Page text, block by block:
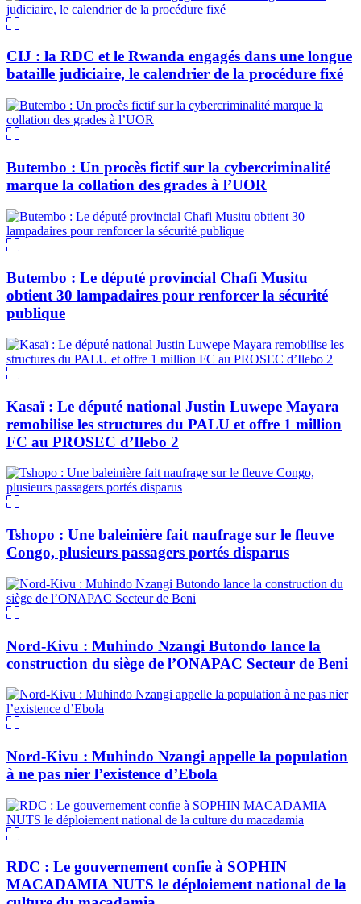
CIJ : la RDC et le Rwanda engagés dans une longue
bataille judiciaire, le calendrier de la procédure fixé
Butembo : Un procès fictif sur la cybercriminalité
marque la collation des grades à l’UOR
Butembo : Le député provincial Chafi Musitu
obtient 30 lampadaires pour renforcer la sécurité
publique
Kasaï : Le député national Justin Luwepe Mayara
remobilise les structures du PALU et offre 1 million
FC au PROSEC d’Ilebo 2
Tshopo : Une baleinière fait naufrage sur le fleuve
Congo, plusieurs passagers portés disparus
Nord-Kivu : Muhindo Nzangi Butondo lance la
construction du siège de l’ONAPAC Secteur de Beni
Nord-Kivu : Muhindo Nzangi appelle la population
à ne pas nier l’existence d’Ebola
RDC : Le gouvernement confie à SOPHIN
MACADAMIA NUTS le déploiement national de la